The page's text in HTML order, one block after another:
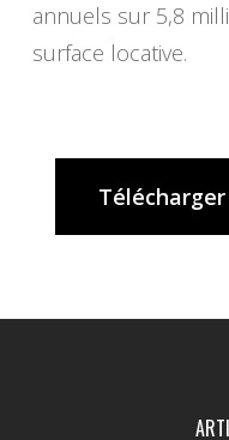
annuels sur 5,8
surface locative.